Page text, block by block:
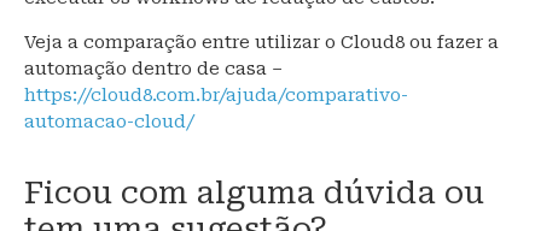
Veja a comparação entre utilizar o Cloud8 ou fazer a
automação dentro de casa –
https://cloud8.com.br/ajuda/comparativo-
automacao-cloud/
Ficou com alguma dúvida ou